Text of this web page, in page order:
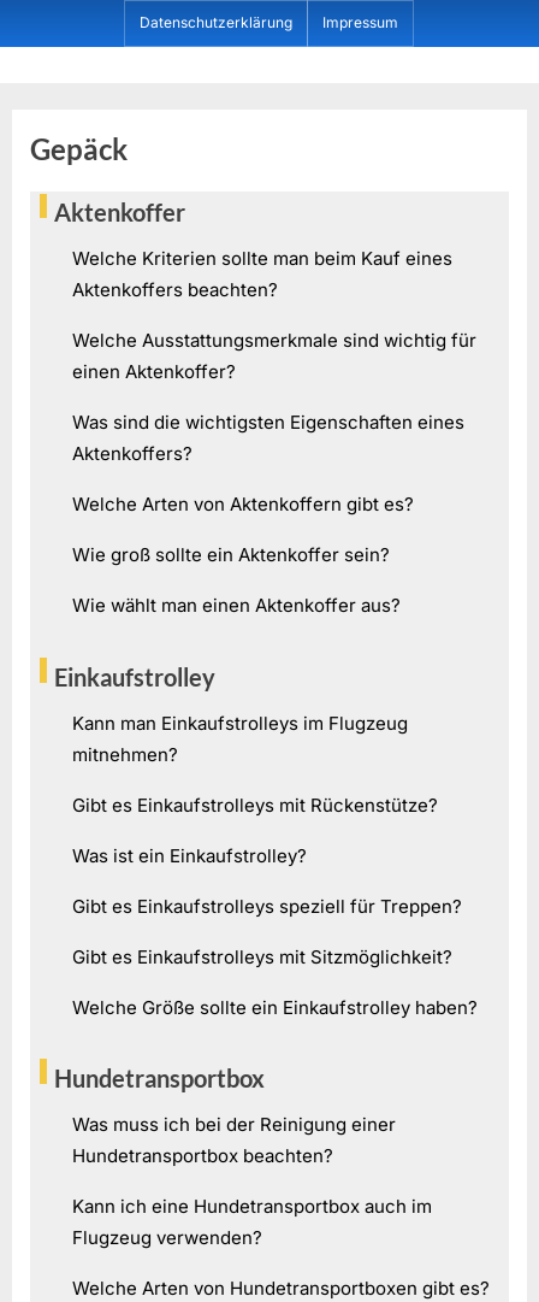
to
Datenschutzerklärung Impressum
Gepäck
Aktenkoffer
Welche Kriterien sollte man beim Kauf eines
Aktenkoffers beachten?
Welche Ausstattungsmerkmale sind wichtig für
einen Aktenkoffer?
Was sind die wichtigsten Eigenschaften eines
Aktenkoffers?
Welche Arten von Aktenkoffern gibt es?
Wie groß sollte ein Aktenkoffer sein?
Wie wählt man einen Aktenkoffer aus?
Einkaufstrolley
Kann man Einkaufstrolleys im Flugzeug
mitnehmen?
Gibt es Einkaufstrolleys mit Rückenstütze?
Was ist ein Einkaufstrolley?
Gibt es Einkaufstrolleys speziell für Treppen?
Gibt es Einkaufstrolleys mit Sitzmöglichkeit?
Welche Größe sollte ein Einkaufstrolley haben?
Hundetransportbox
Was muss ich bei der Reinigung einer
Hundetransportbox beachten?
Kann ich eine Hundetransportbox auch im
Flugzeug verwenden?
Welche Arten von Hundetransportboxen gibt es?